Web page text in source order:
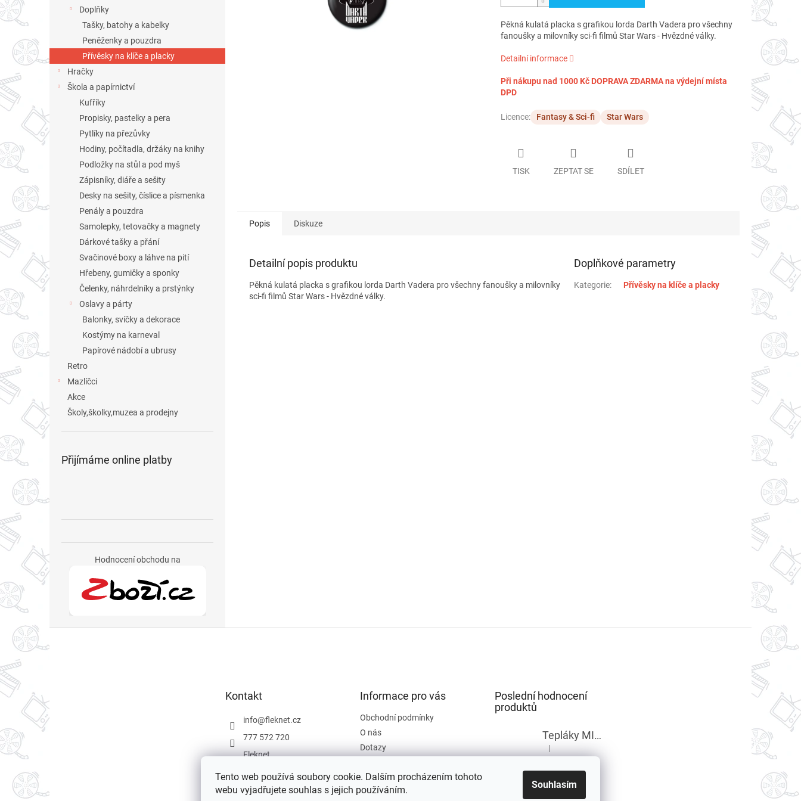
Tento web používá soubory cookie. Dalším procházením tohoto
webu vyjadřujete souhlas s jejich používáním.
Souhlasím
Doplňky
Tašky, batohy a kabelky
Peněženky a pouzdra
Přívěsky na klíče a placky
Hračky
Škola a papírnictví
Kufříky
Propisky, pastelky a pera
Pytlíky na přezůvky
Hodiny, počítadla, držáky na knihy
Podložky na stůl a pod myš
Zápisníky, diáře a sešity
Desky na sešity, číslice a písmenka
Penály a pouzdra
Samolepky, tetovačky a magnety
Dárkové tašky a přání
Svačinové boxy a láhve na pití
Hřebeny, gumičky a sponky
Čelenky, náhrdelníky a prstýnky
Oslavy a párty
Balonky, svíčky a dekorace
Kostýmy na karneval
Papírové nádobí a ubrusy
Retro
Mazlíčci
Akce
Školy,školky,muzea a prodejny
Přijímáme online platby
Hodnocení obchodu na
Pěkná kulatá placka s grafikou lorda Darth Vadera pro všechny
fanoušky a milovníky sci-fi filmů Star Wars - Hvězdné války.
Detailní informace
Při nákupu nad 1000 Kč DOPRAVA ZDARMA na výdejní místa
DPD
Licence: Fantasy & Sci-fi Star Wars
TISK ZEPTAT SE SDÍLET
Popis Diskuze
Detailní popis produktu
Pěkná kulatá placka s grafikou lorda Darth Vadera pro všechny fanoušky a milovníky
sci-fi filmů Star Wars - Hvězdné války.
Doplňkové parametry
Kategorie: Přívěsky na klíče a placky
a
t
Kontakt
info@fleknet.cz
777 572 720
Fleknet
Fleknet
Informace pro vás
Obchodní podmínky
O nás
Dotazy
Hodnocení obchodu
Poslední hodnocení
produktů
Tepláky MINECRAFT chlapecké
Hodnocení produktu je 5 z 5 hvězdiček.
|